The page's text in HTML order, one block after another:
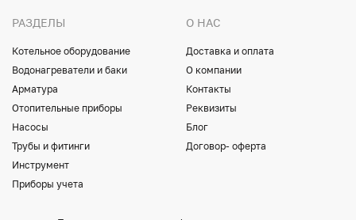
РАЗДЕЛЫ
Котельное оборудование
Водонагреватели и баки
Арматура
Отопительные приборы
Насосы
Трубы и фитинги
Инструмент
Приборы учета
О НАС
Доставка и оплата
О компании
Контакты
Реквизиты
Блог
Договор- оферта